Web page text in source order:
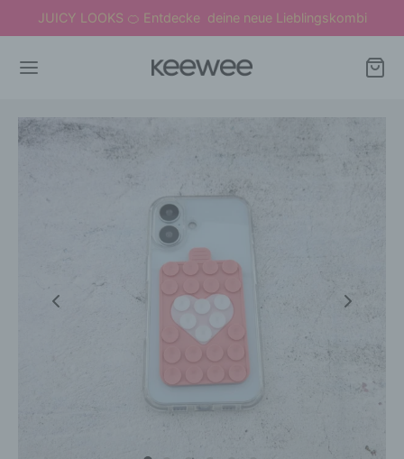
JUICY LOOKS 🍊 Entdecke deine neue Lieblingskombi